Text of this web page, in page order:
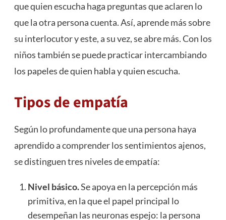
que quien escucha haga preguntas que aclaren lo
que la otra persona cuenta. Así, aprende más sobre
su interlocutor y este, a su vez, se abre más. Con los
niños también se puede practicar intercambiando
los papeles de quien habla y quien escucha.
Tipos de empatía
Según lo profundamente que una persona haya
aprendido a comprender los sentimientos ajenos,
se distinguen tres niveles de empatía:
Nivel básico.Se apoya en la percepción más
primitiva, en la que el papel principal lo
desempeñan las neuronas espejo: la persona